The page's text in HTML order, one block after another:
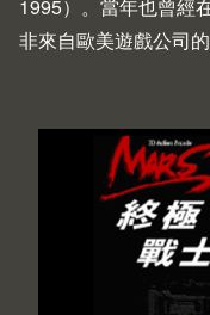
1995）。當年也曾經
非來自歐美遊戲公司